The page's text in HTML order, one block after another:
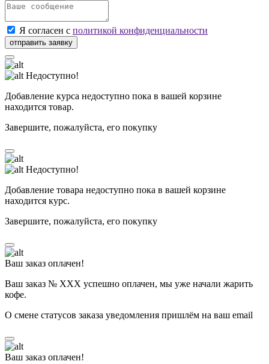
Я согласен с политикой конфиденциальности
Недоступно!
Добавление курса недоступно пока в вашей корзине
находится товар.
Завершите, пожалуйста, его покупку
Недоступно!
Добавление товара недоступно пока в вашей корзине
находится курс.
Завершите, пожалуйста, его покупку
Ваш заказ оплачен!
Ваш заказ № ХХХ успешно оплачен, мы уже начали жарить
кофе.
О смене статусов заказа уведомления пришлём на ваш email
Ваш заказ оплачен!